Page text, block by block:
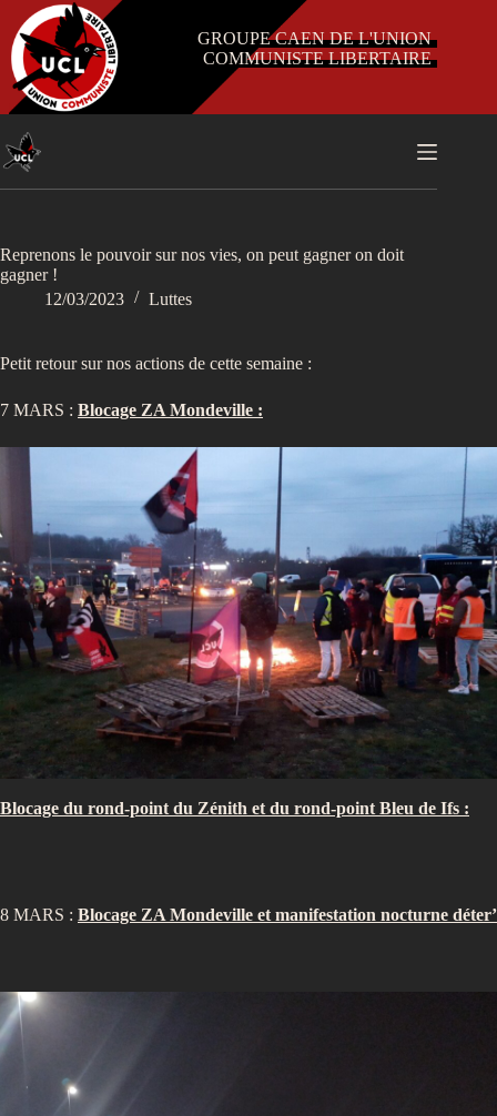
Passer
contenu
GROUPE CAEN DE L'UNION
COMMUNISTE LIBERTAIRE
Reprenons le pouvoir sur nos vies, on peut gagner on doit
gagner !
12/03/2023
Luttes
Petit retour sur nos actions de cette semaine :
7 MARS : Blocage ZA Mondeville :
Blocage du rond-point du Zénith et du rond-point Bleu de Ifs :
8 MARS : Blocage ZA Mondeville et manifestation nocturne déter’